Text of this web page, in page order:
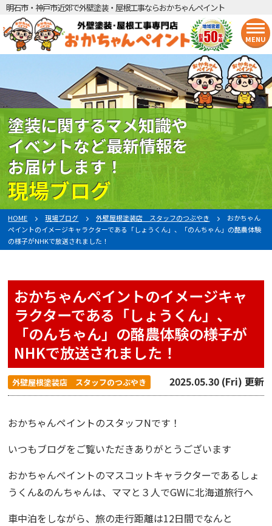
明石市・神戸市近郊で外壁塗装・屋根工事ならおかちゃんペイント
MENU
塗装に関するマメ知識や
イベントなど最新情報を
お届けします！
現場ブログ
HOME 現場ブログ 外壁屋根塗装店 スタッフのつぶやき
おかちゃん
ペイントのイメージキャラクターである「しょうくん」、「のんちゃん」の酪農体験
の様子がNHKで放送されました！
おかちゃんペイントのイメージキャ
ラクターである「しょうくん」、
「のんちゃん」の酪農体験の様子が
NHKで放送されました！
外壁屋根塗装店 スタッフのつぶやき 2025.05.30 (Fri) 更新
おかちゃんペイントのスタッフNです！
いつもブログをご覧いただきありがとうございます
おかちゃんペイントのマスコットキャラクターである しょ
うくん&のんちゃんは、ママと３人でGWに北海道旅行へ
車中泊をしながら、旅の走行距離は12日間でなんと